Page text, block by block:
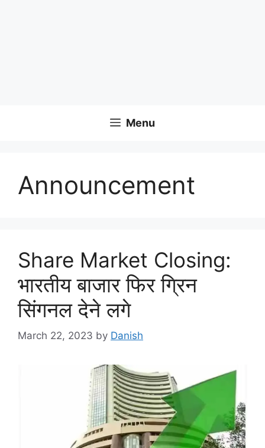
Menu
Announcement
Share Market Closing:
भारतीय बाजार फिर ग्रिन
सिंगनल देने लगे
March 22, 2023 by Danish